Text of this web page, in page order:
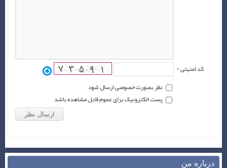
کد امنیتی *
نظر بصورت خصوصی ارسال شود
پست الکترونیک برای عموم قابل مشاهده باشد
درباره من